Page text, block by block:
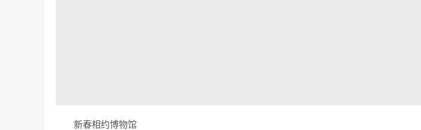
新春相约博物馆